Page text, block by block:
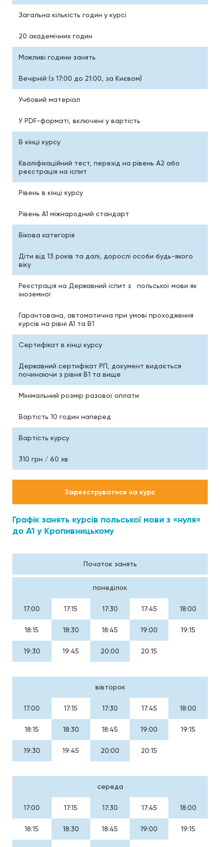
Загальна кількість годин у курсі
20 академічних годин
Можливі години занять
Вечірній (з 17:00 до 21:00, за Києвом)
Учбовий матеріал
У PDF-форматі, включені у вартість
В кінці курсу
Кваліфікаційний тест, перехід на рівень A2 або
реєстрація на іспит
Рівень в кінці курсу
Рівень А1 міжнародний стандарт
Вікова категорія
Діти від 13 років та далі, дорослі особи будь-якого
віку
Реєстрація на Державний іспит з польської мови як
іноземної
Гарантована, автоматична при умові проходження
курсів на рівні А1 та В1
Сертифікат в кінці курсу
Державний сертифікат РП, документ видається
починаючи з рівня В1 та вище
Мінімальний розмір разової оплати
Вартість 10 годин наперед
Вартість курсу
310 грн / 60 хв
Зареєструватися на курс
Графік занять курсів польської мови з «нуля»
до А1 у Кропивницькому
Початок занять
понеділок
17:00 17:15 17:30 17:45 18:00
18:15 18:30 18:45 19:00 19:15
19:30 19:45 20:00 20:15
вівторок
17:00 17:15 17:30 17:45 18:00
18:15 18:30 18:45 19:00 19:15
19:30 19:45 20:00 20:15
середа
17:00 17:15 17:30 17:45 18:00
18:15 18:30 18:45 19:00 19:15